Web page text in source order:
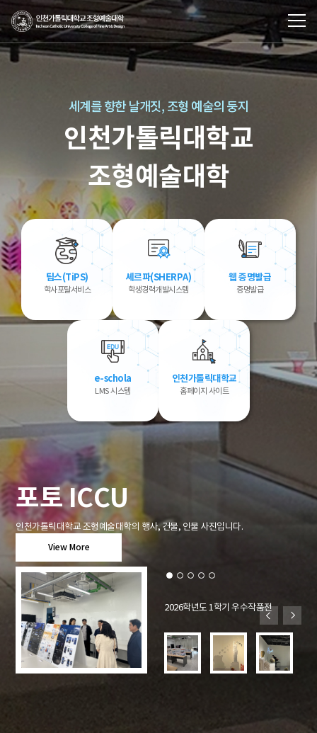
세계를 향한 날개짓, 조형 예술의 둥지
인천가톨릭대학교
조형예술대학
팁스(TiPS)
학사포탈서비스
셰르파(SHERPA)
학생경력개발시스템
웹 증명발급
증명발급
e-schola
LMS 시스템
인천가톨릭대학교
홈페이지 사이트
포토 ICCU
인천가톨릭대학교 조형예술대학의 행사, 건물, 인물 사진입니다.
View More
이전
2026학년도 1학기 우수작품전 다음